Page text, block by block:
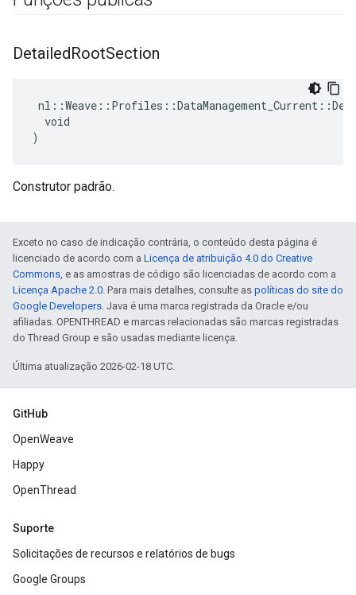
DetailedRootSection
  void
)
Construtor padrão.
Exceto no caso de indicação contrária, o conteúdo desta página é
licenciado de acordo com a Licença de atribuição 4.0 do Creative
Commons, e as amostras de código são licenciadas de acordo com a
Licença Apache 2.0. Para mais detalhes, consulte as políticas do site do
Google Developers. Java é uma marca registrada da Oracle e/ou
afiliadas. OPENTHREAD e marcas relacionadas são marcas registradas
do Thread Group e são usadas mediante licença.
Última atualização 2026-02-18 UTC.
GitHub
OpenWeave
Happy
OpenThread
Suporte
Solicitações de recursos e relatórios de bugs
Google Groups